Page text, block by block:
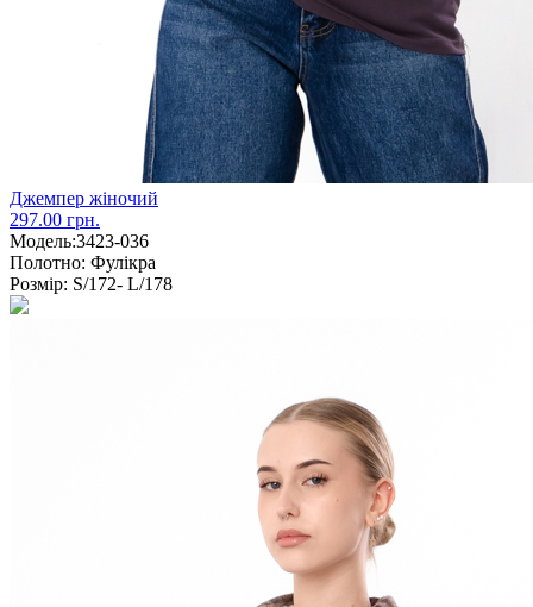
Джемпер жіночий
297.00 грн.
Модель:3423-036
Полотно: Фулікра
Розмір: S/172- L/178